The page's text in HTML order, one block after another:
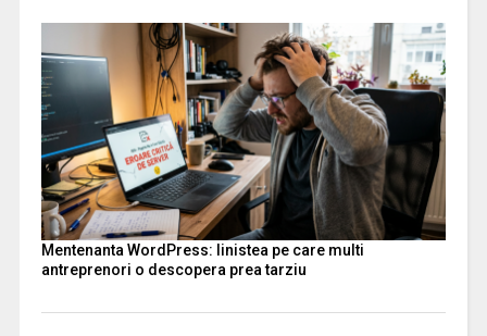
Mentenanta WordPress: linistea pe care multi
antreprenori o descopera prea tarziu